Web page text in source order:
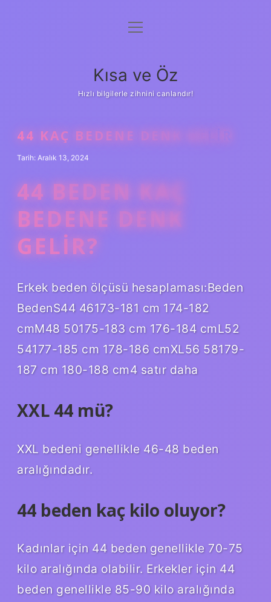
Anasayfa
Yasal Uyarı
menüyü
Kısa ve Öz
Hızlı bilgilerle zihnini canlandır!
44 KAÇ BEDENE DENK GELIR
Tarih: Aralık 13, 2024
44 BEDEN KAÇ
BEDENE DENK
GELIR?
Erkek beden ölçüsü hesaplaması:Beden
BedenS44 46173-181 cm 174-182
cmM48 50175-183 cm 176-184 cmL52
54177-185 cm 178-186 cmXL56 58179-
187 cm 180-188 cm4 satır daha
XXL 44 mü?
XXL bedeni genellikle 46-48 beden
aralığındadır.
44 beden kaç kilo oluyor?
Kadınlar için 44 beden genellikle 70-75
kilo aralığında olabilir. Erkekler için 44
beden genellikle 85-90 kilo aralığında